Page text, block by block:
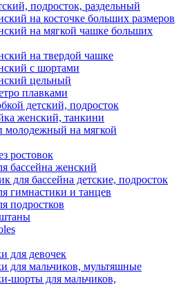
подросток, раздельный
на косточке больших размеров
на мягкой чашке больших
на твердой чашке
с шортами
цельный
плавками
детский, подросток
женский, танкини
молодежный на мягкой
ростовок
бассейна женский
для бассейна детские, подросток
гимнастики и танцев
подростков
для девочек
для мальчиков, мультяшные
шорты для мальчиков,